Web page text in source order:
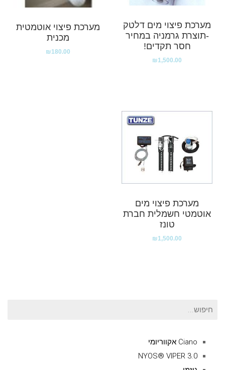
מערכת פיצוי מים דלטק
-תוצרת גרמניה במחיר
חסר תקדים!
₪1,500.00
מערכת פיצוי אוטמטית
מכנית
₪180.00
מערכת פיצוי מים
אוטמטי חשמלית חברת
טונז
₪1,500.00
חיפוש
Ciano אקווריומי
NYOS® VIPER 3.0